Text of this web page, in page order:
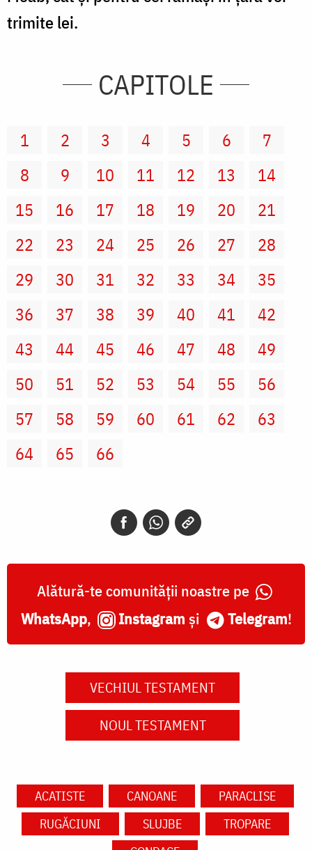
trimite lei.
CAPITOLE
1 2 3 4 5 6
7
8
9 10 11 12 13
14
15
16 17 18 19 20
21
22
23 24 25 26 27
28
29
30 31 32 33 34
35
36
37 38 39 40 41
42
43
44 45 46 47 48
49
50
51 52 53 54 55
56
57
58 59 60 61 62
63
64
65 66
Alătură-te comunității noastre pe
WhatsApp, Instagram și Telegram!
VECHIUL TESTAMENT
NOUL TESTAMENT
ACATISTE CANOANE
PARACLISE
RUGĂCIUNI
SLUJBE
TROPARE